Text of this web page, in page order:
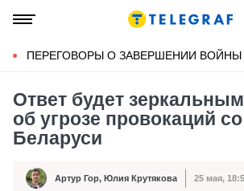
ПЕРЕГОВОРЫ О ЗАВЕРШЕНИИ ВОЙНЫ
Ответ будет
об угрозе провокаций
Беларуси
Автор Артур Гор, Юлия Крутякова
Дата публикации 25 мая,